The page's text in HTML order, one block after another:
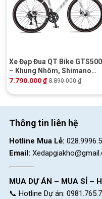
Xe Đạp Đua QT Bike GTS500
– Khung Nhôm, Shimano
Tourney
7.790.000₫ 8.890.000₫
Thông tin liên hệ
Hotline Mua Lẻ:
Email:
MUA DỰ ÁN – MUA SỈ –
📞 Hotline Dự án: